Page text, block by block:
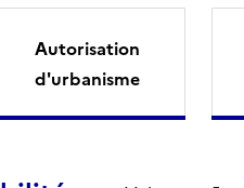
Autorisation
d'urbanisme